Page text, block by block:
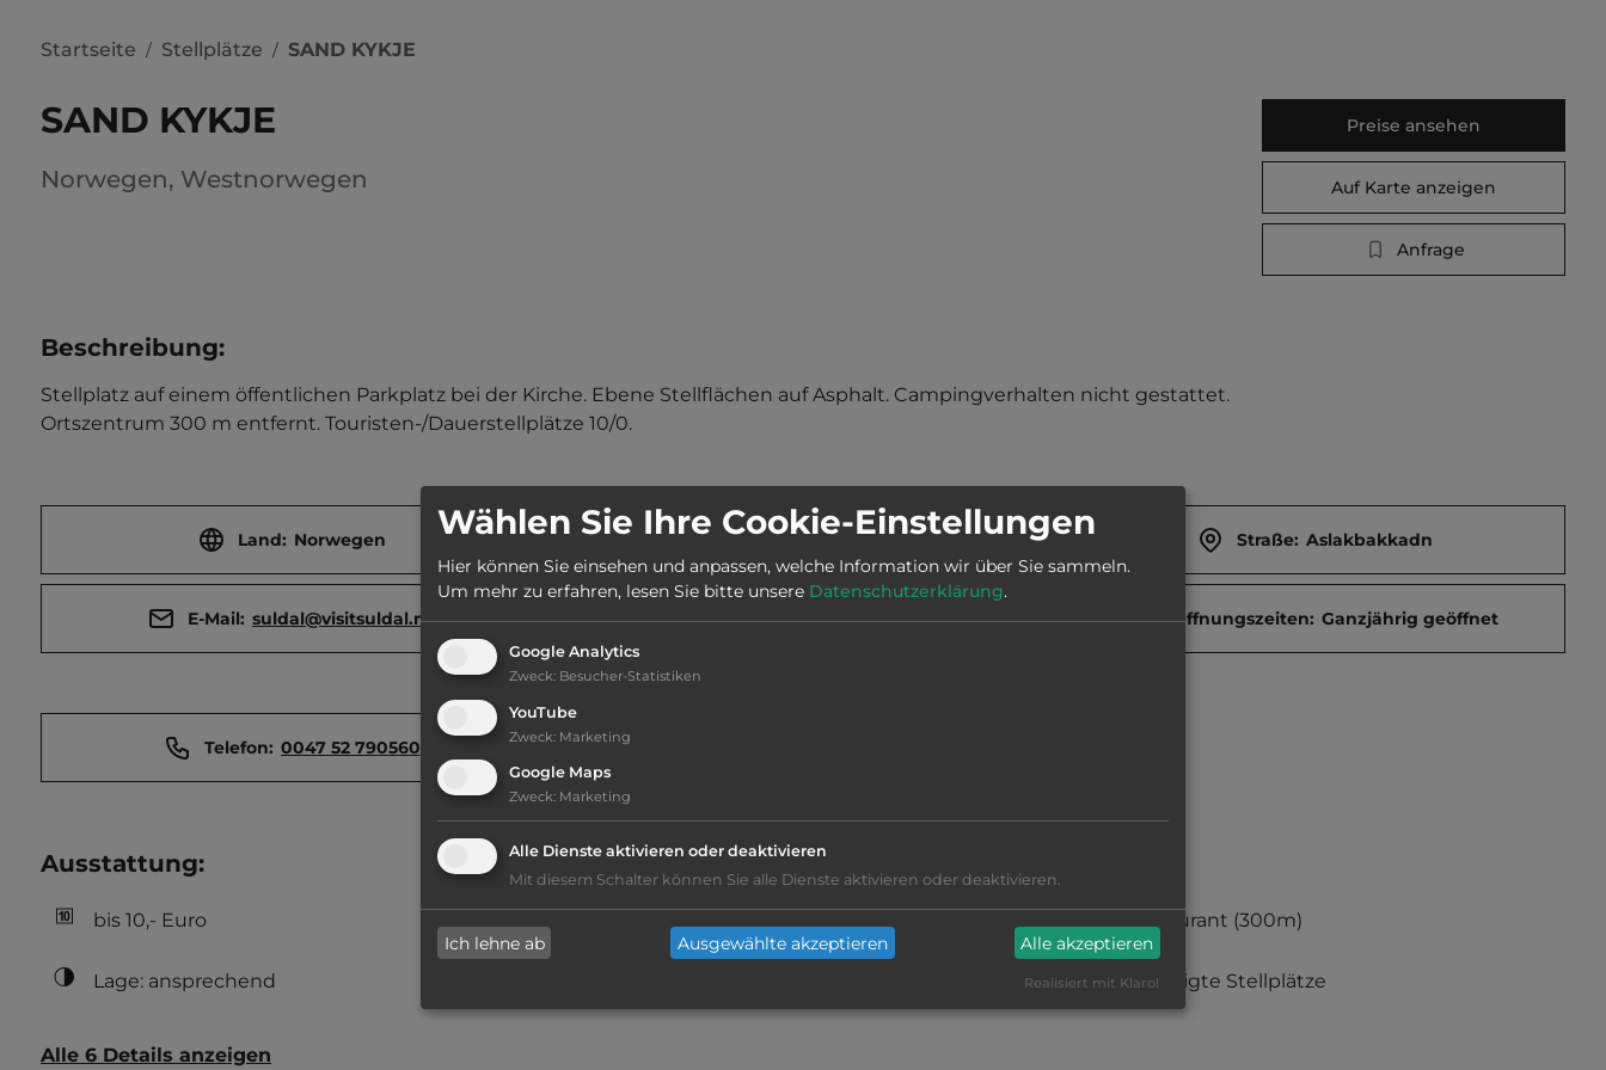
Startseite / Stellplätze / SAND KYKJE
SAND KYKJE
Norwegen, Westnorwegen
Preise ansehen
Auf Karte anzeigen
Anfrage
Beschreibung:
Stellplatz auf einem öffentlichen Parkplatz bei der Kirche. Ebene Stellflächen auf Asphalt. Campingverhalten nicht gestattet.
Ortszentrum 300 m entfernt. Touristen-/Dauerstellplätze 10/0.
Land: Norwegen Stadt: 4230 Sand Straße: Aslakbakkadn
E-Mail: suldal@visitsuldal.no
Webseite:
www.visitsuldal.no/mat-overnatting/sand-kykje-
parkering-sand
Öffnungszeiten: Ganzjährig geöffnet
Telefon: 0047 52 790560
Ausstattung:
bis 10,- Euro
Lage: ansprechend
Geräuschkulisse: erträgliche
Lärmbelästigung
Restaurant (300m)
befestigte Stellplätze
Alle 6 Details anzeigen
Wählen Sie Ihre Cookie-Einstellungen
Hier können Sie einsehen und anpassen, welche Information wir über Sie sammeln.
Um mehr zu erfahren, lesen Sie bitte unsere Datenschutzerklärung.
Google Analytics
Zweck: Besucher-Statistiken
YouTube
Zweck: Marketing
Google Maps
Zweck: Marketing
Alle Dienste aktivieren oder deaktivieren
Mit diesem Schalter können Sie alle Dienste aktivieren oder deaktivieren.
Ich lehne ab Ausgewählte akzeptieren Alle akzeptieren
Realisiert mit Klaro!